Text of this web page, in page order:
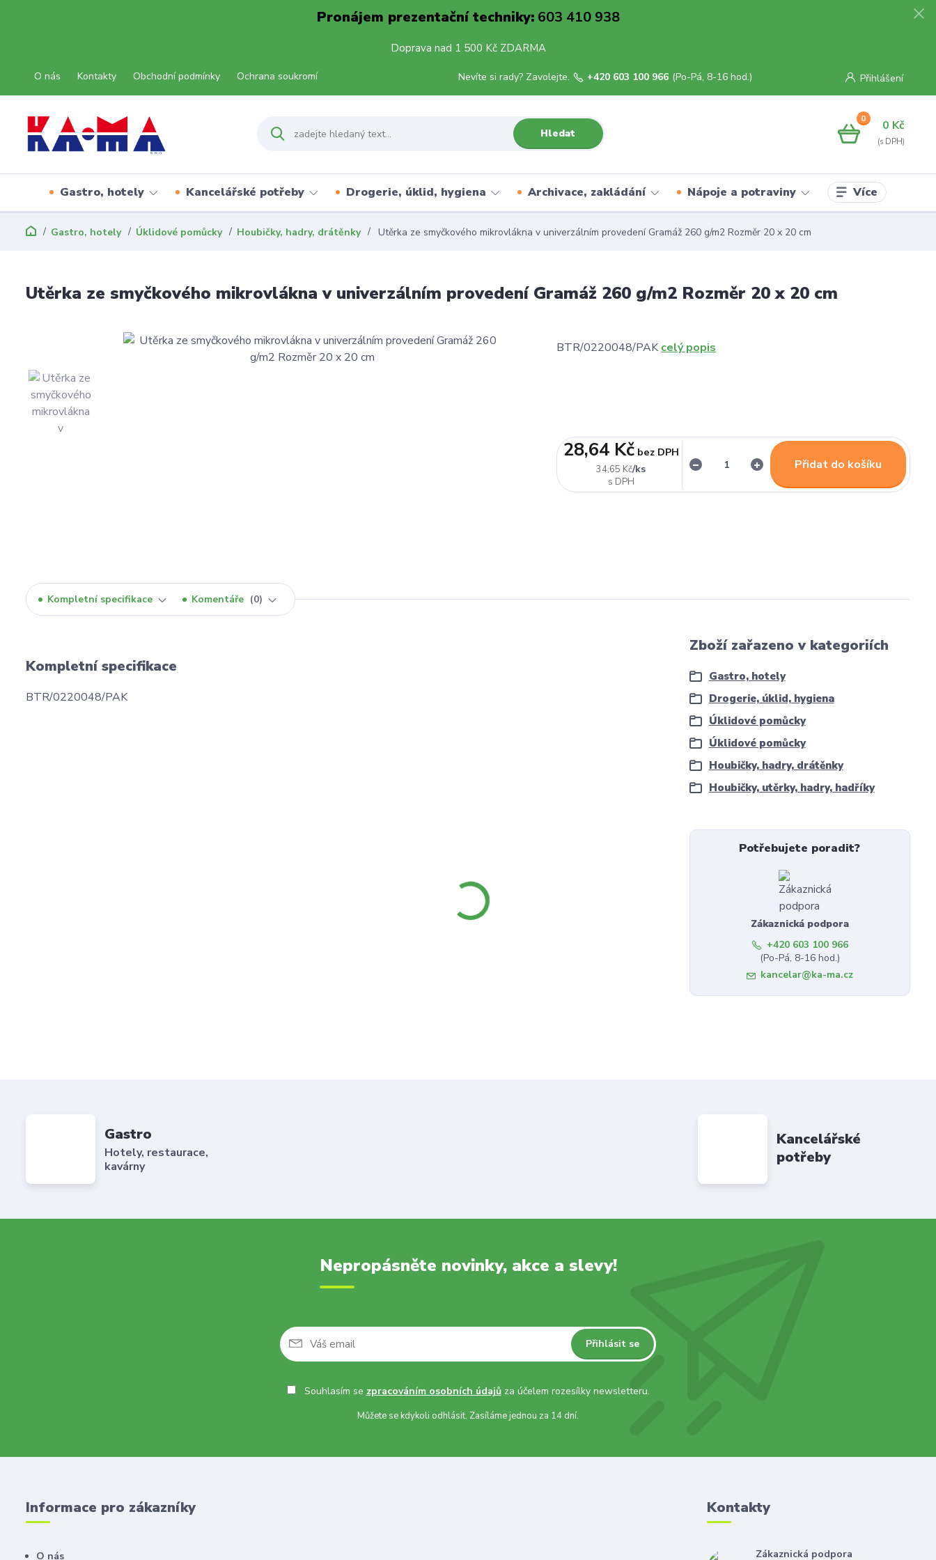
Pronájem prezentační techniky:603 410 938
Doprava nad 1 500 Kč ZDARMA
O nás Kontakty Obchodní podmínky Ochrana soukromí Přihlášení
Hledat
Nevíte si rady? Zavolejte. +420 603 100 966 (Po-Pá, 8-16 hod.)
0 0 Kč
Gastro, hotely Kancelářské potřeby Drogerie, úklid, hygiena Archivace, zakládání Nápoje a potraviny Více
Gastro, hotely Úklidové pomůcky Houbičky, hadry, drátěnky Utěrka ze smyčkového mikrovlákna v univerzálním provedení Gramáž 260 g/m2 Rozměr 20 x 20 cm
Utěrka ze smyčkového mikrovlákna v univerzálním provedení Gramáž 260 g/m2 Rozměr 20 x 20 cm
BTR/0220048/PAKcelý popis
34,65 Kč/ks
28,64 Kč bez DPH
Přidat do košíku
Kompletní specifikace Komentáře 0
Kompletní specifikace
BTR/0220048/PAK
Zboží zařazeno v kategoriích
Gastro, hotely
Drogerie, úklid, hygiena
Úklidové pomůcky
Úklidové pomůcky
Houbičky, hadry, drátěnky
Houbičky, utěrky, hadry, hadříky
Potřebujete poradit?
Zákaznická podpora
+420 603 100 966
(Po-Pá, 8-16 hod.)
kancelar@ka-ma.cz
Gastro
Hotely, restaurace,
kavárny
Kancelářské
potřeby
Nepropásněte novinky, akce a slevy!
Přihlásit se
Souhlasím se zpracováním osobních údajůza účelem rozesílky newsletteru.
Můžete se kdykoli odhlásit. Zasíláme jednou za 14 dní.
Informace pro zákazníky
O nás
Kontakty
Zákaznická podpora